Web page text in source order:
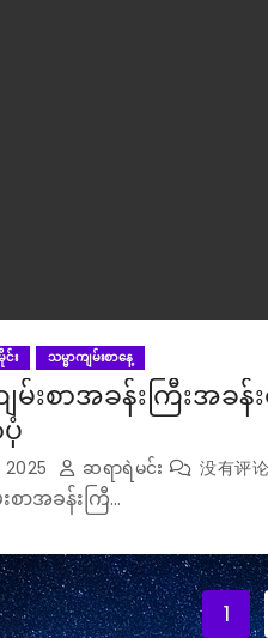
း သမ္မာကျမ်းစာနေ့
မ်းစာအခန်းကြီးအခန်
ပုံ
2025 ဆရာရဲမင်း 没有评论
စာအခန်းကြီ…
文1